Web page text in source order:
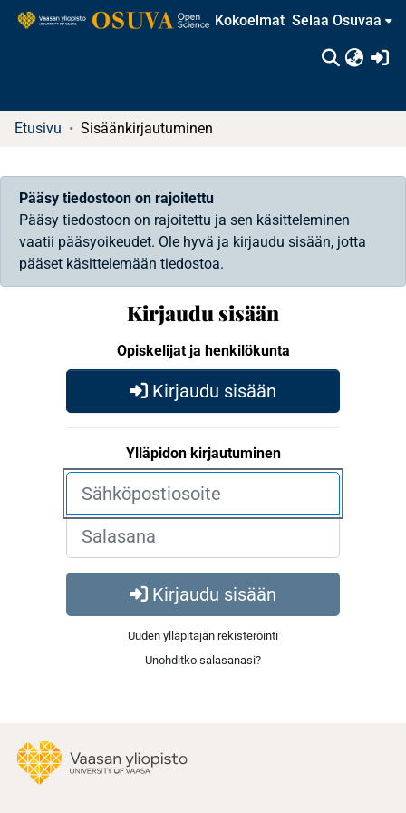
Kokoelmat Selaa Osuvaa
Etusivu Sisäänkirjautuminen
Pääsy tiedostoon on rajoitettu
Pääsy tiedostoon on rajoitettu ja sen käsitteleminen
vaatii pääsyoikeudet. Ole hyvä ja kirjaudu sisään, jotta
pääset käsittelemään tiedostoa.
Kirjaudu sisään
Opiskelijat ja henkilökunta
Kirjaudu sisään
Ylläpidon kirjautuminen
Kirjaudu sisään
Uuden ylläpitäjän rekisteröinti
Unohditko salasanasi?